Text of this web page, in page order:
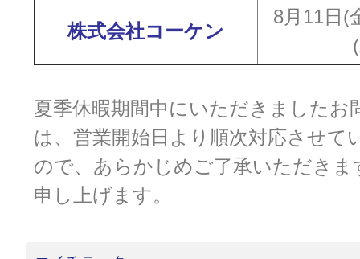
株式会社コーケン
8月11日(
夏季休暇期間中にいただきましたお
は、営業開始日より順次対応させて
ので、あらかじめご了承いただきま
申し上げます。